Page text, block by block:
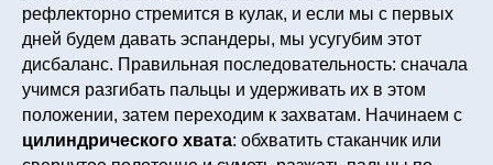
рефлекторно стремится в кулак, и если мы с первых
дней будем давать эспандеры, мы усугубим этот
дисбаланс. Правильная последовательность: сначала
учимся разгибать пальцы и удерживать их в этом
положении, затем переходим к захватам. Начинаем с
цилиндрического хвата: обхватить стаканчик или